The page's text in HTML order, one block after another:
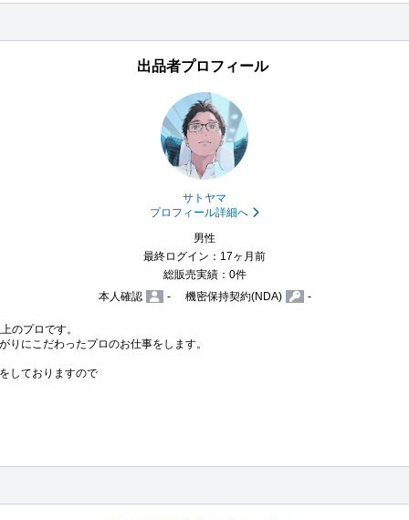
出品者プロフィール
サトヤマ
プロフィール詳細へ
男性
最終ログイン：17ヶ月前
総販売実績：0件
本人確認
- 機密保持契約(NDA) -
のプロです。
りにこだわったプロのお仕事をします。
しておりますので